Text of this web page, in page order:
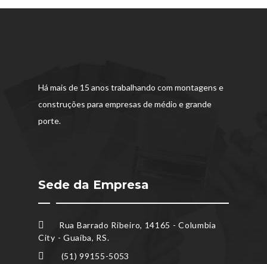
Há mais de 15 anos trabalhando com montagens e
construções para empresas de médio e grande
porte.
Sede da Empresa
Rua Barrado Ribeiro, 14165 - Columbia
City - Guaíba, RS.
(51) 99155-5053